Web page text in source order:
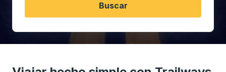
Buscar